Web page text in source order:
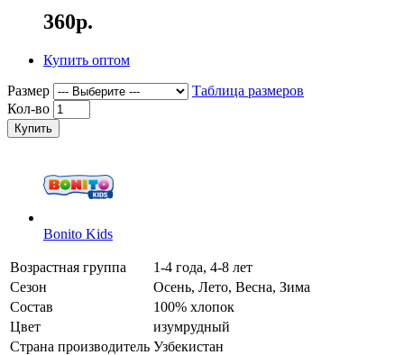
360р.
Купить оптом
Размер
Таблица размеров
Кол-во
Купить
Bonito Kids
Возрастная группа
1-4 года, 4-8 лет
Сезон
Осень, Лето, Весна, Зима
Состав
100% хлопок
Цвет
изумрудный
Страна производитель Узбекистан